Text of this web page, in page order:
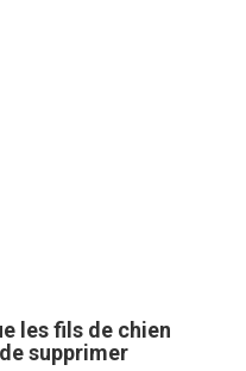
les fils de chien
supprimer